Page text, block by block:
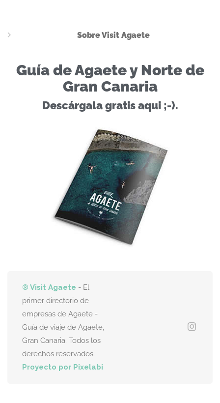
Sobre Visit Agaete
Guía de Agaete y Norte de
Gran Canaria
Descárgala gratis aqui ;-).
® Visit Agaete - El
primer directorio de
empresas de Agaete -
Guía de viaje de Agaete,
Gran Canaria. Todos los
derechos reservados.
Proyecto por Pixelabi